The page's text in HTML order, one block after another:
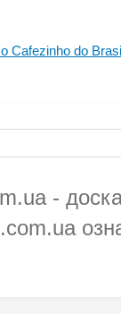
Cafezinho do
-